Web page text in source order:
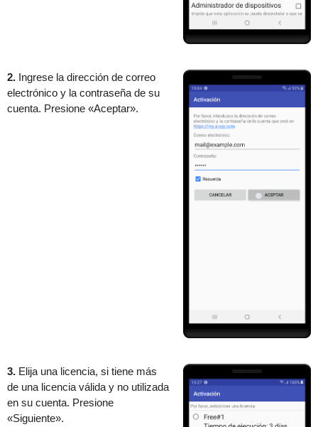
2. Ingrese la dirección de correo
electrónico y la contraseña de su
cuenta. Presione «Aceptar».
3. Elija una licencia, si tiene más
de una licencia válida y no utilizada
en su cuenta. Presione
«Siguiente».